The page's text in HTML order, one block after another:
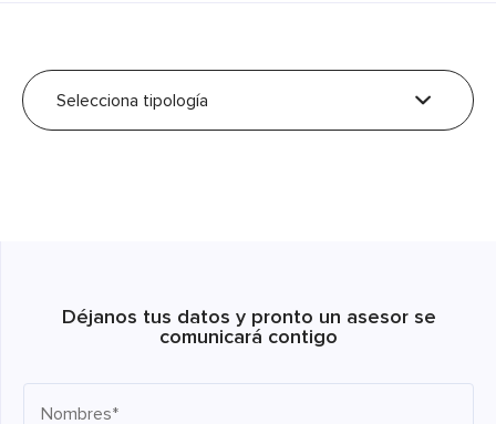
Selecciona tipología
Déjanos tus datos y pronto un asesor se
comunicará contigo
Nombres*